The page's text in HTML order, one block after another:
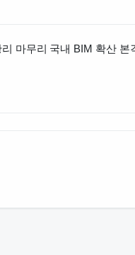
마무리 국내 BIM 확산 본